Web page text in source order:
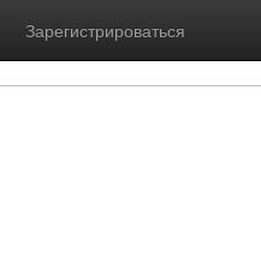
Зарегистрироваться